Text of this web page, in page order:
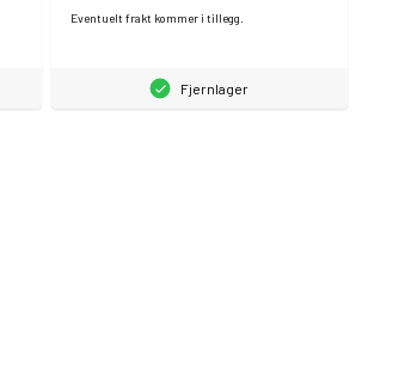
Eventuelt frakt kommer i tillegg.
Fjernlager